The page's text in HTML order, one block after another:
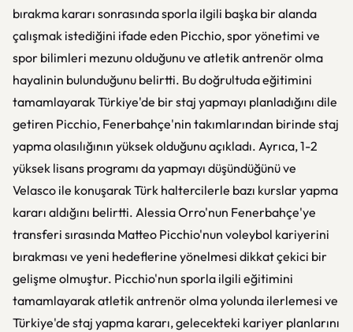
bırakma kararı sonrasında sporla ilgili başka bir alanda
çalışmak istediğini ifade eden Picchio, spor yönetimi ve
spor bilimleri mezunu olduğunu ve atletik antrenör olma
hayalinin bulunduğunu belirtti. Bu doğrultuda eğitimini
tamamlayarak Türkiye'de bir staj yapmayı planladığını dile
getiren Picchio, Fenerbahçe'nin takımlarından birinde staj
yapma olasılığının yüksek olduğunu açıkladı. Ayrıca, 1-2
yüksek lisans programı da yapmayı düşündüğünü ve
Velasco ile konuşarak Türk haltercilerle bazı kurslar yapma
kararı aldığını belirtti. Alessia Orro'nun Fenerbahçe'ye
transferi sırasında Matteo Picchio'nun voleybol kariyerini
bırakması ve yeni hedeflerine yönelmesi dikkat çekici bir
gelişme olmuştur. Picchio'nun sporla ilgili eğitimini
tamamlayarak atletik antrenör olma yolunda ilerlemesi ve
Türkiye'de staj yapma kararı, gelecekteki kariyer planlarını